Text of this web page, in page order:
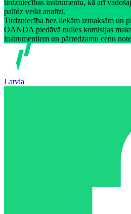
tirdzniecības instrumentu, kā arī
palīdz veikt analīzi.
Tirdzniecība bez liekām izmaksām un
OANDA piedāvā nulles komisijas
instrumentiem un pārredzamu cenu
Latvia